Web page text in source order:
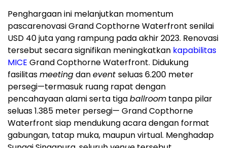
Penghargaan ini melanjutkan momentum
pascarenovasi Grand Copthorne Waterfront senilai
USD 40 juta yang rampung pada akhir 2023. Renovasi
tersebut secara signifikan meningkatkan kapabilitas
MICE Grand Copthorne Waterfront. Didukung
fasilitasmeetingdanevent seluas 6.200 meter
persegi—termasuk ruang rapat dengan
pencahayaan alami serta tigaballroom tanpa pilar
seluas 1.385 meter persegi— Grand Copthorne
Waterfront siap mendukung acara dengan format
gabungan, tatap muka, maupun virtual. Menghadap